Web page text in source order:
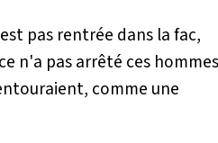
pas rentrée dans la fac,
n'a pas arrêté ces
comme une